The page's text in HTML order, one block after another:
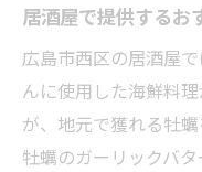
居酒屋で提供するお
広島市西区の居酒屋
んに使用した海鮮料
が、地元で獲れる牡
牡蠣のガーリックバ